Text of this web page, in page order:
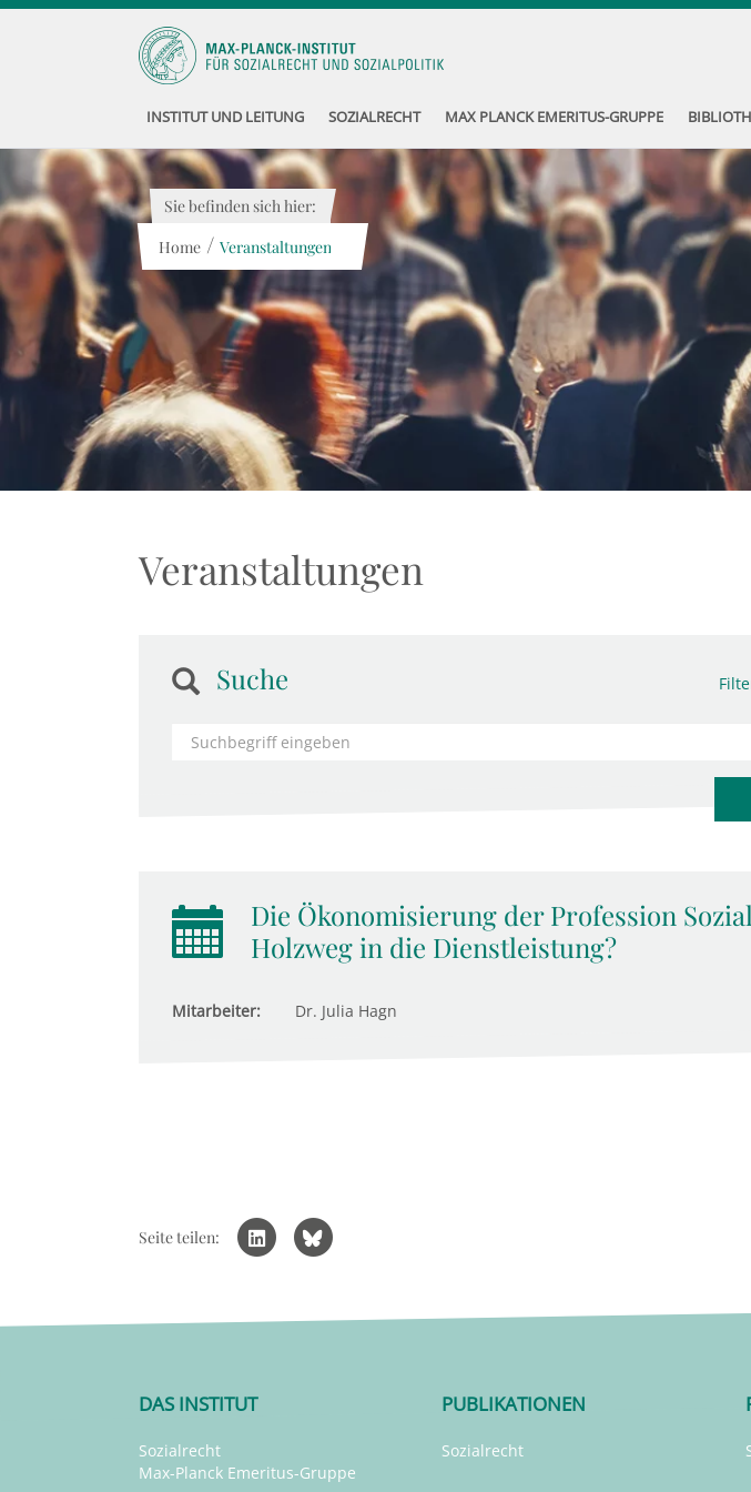
INSTITUT UND LEITUNG SOZIALRECHT MAX PLANCK EMERITUS-GRUPPE
Sie befinden sich hier:
Home / Veranstaltungen
Veranstaltungen
Suche
Die Ökonomisierung der Profession
Holzweg in die Dienstleistung?
Mitarbeiter: Dr. Julia Hagn
Seite teilen:
DAS INSTITUT
Sozialrecht
Max-Planck Emeritus-Gruppe
PUBLIKATIONEN
Sozialrecht